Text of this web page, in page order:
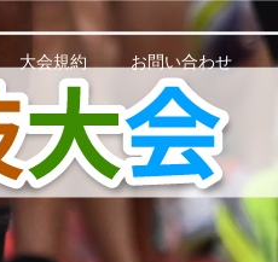
大会規約 お問い合わせ